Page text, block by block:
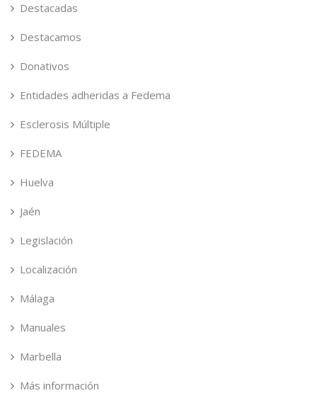
Destacadas
Destacamos
Donativos
Entidades adheridas a Fedema
Esclerosis Múltiple
FEDEMA
Huelva
Jaén
Legislación
Localización
Málaga
Manuales
Marbella
Más información